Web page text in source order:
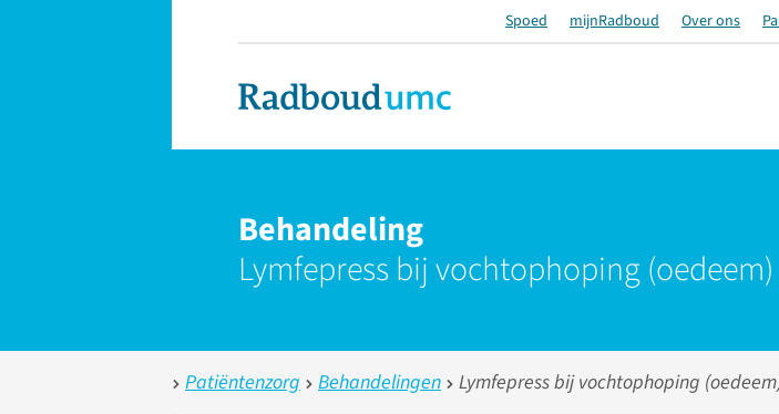
Spoed mijnRadboud Over ons
Behandeling
Lymfepress bij vochtophoping (oedeem)
Patiëntenzorg Behandelingen Lymfepress bij vochtophoping